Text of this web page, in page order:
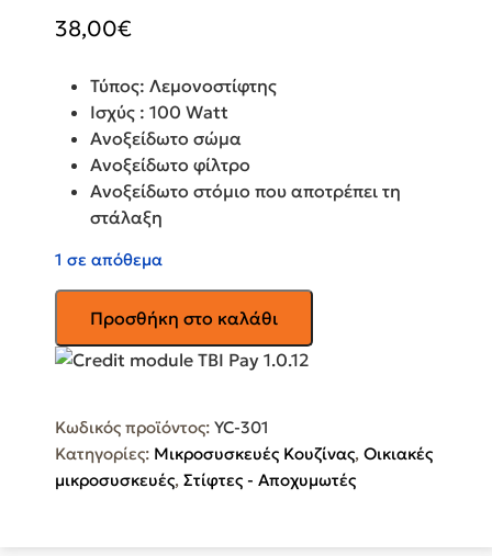
38,00€
Τύπος: Λεμονοστίφτης
Ισχύς : 100 Watt
Ανοξείδωτο σώμα
Ανοξείδωτο φίλτρο
Ανοξείδωτο στόμιο που αποτρέπει τη
στάλαξη
1 σε απόθεμα
GRUPPE
Ηλεκτρικός
Λεμονοστίφτης
Up
YC-
301
Προσθήκη στο καλάθι
Κωδικός προϊόντος: YC-301
Κατηγορίες: Μικροσυσκευές Κουζίνας, Οικιακές
μικροσυσκευές, Στίφτες - Αποχυμωτές